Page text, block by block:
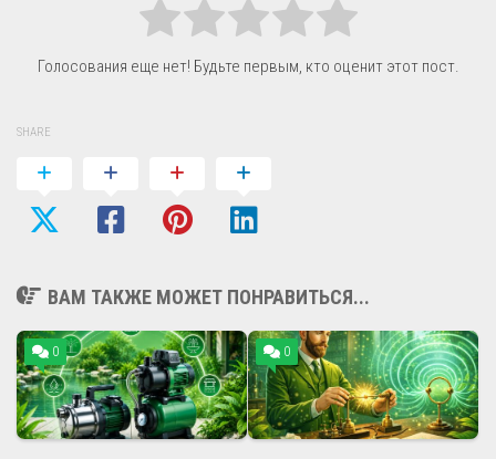
Голосования еще нет! Будьте первым, кто оценит этот пост.
SHARE
ВАМ ТАКЖЕ МОЖЕТ ПОНРАВИТЬСЯ...
0 0